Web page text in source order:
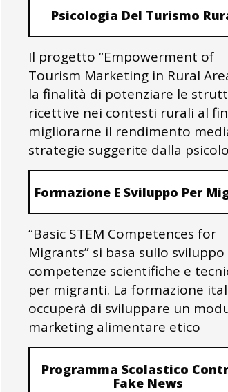
Psicologia Del Turismo
Il progetto “Empowerment of
Tourism Marketing in Rural
la finalità di potenziare le
ricettive nei contesti rurali al
migliorarne il rendimento
strategie suggerite dalla
Formazione E Sviluppo Per
“Basic STEM Competences for
Migrants” si basa sullo sviluppo
competenze scientifiche e
per migranti. La formazione
occuperà di sviluppare un
marketing alimentare etico
Programma Scolastico
Fake News